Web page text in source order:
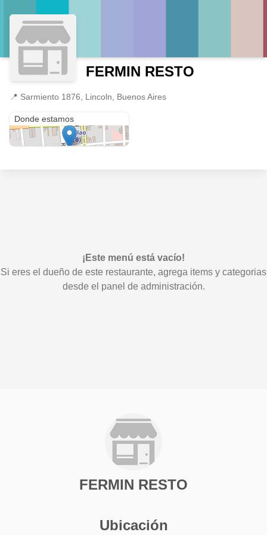
FERMIN RESTO
📍 Sarmiento 1876, Lincoln, Buenos Aires
Donde estamos
¡Este menú está vacío!
Si eres el dueño de este restaurante, agrega items y categorias
desde el panel de administración.
FERMIN RESTO
Ubicación